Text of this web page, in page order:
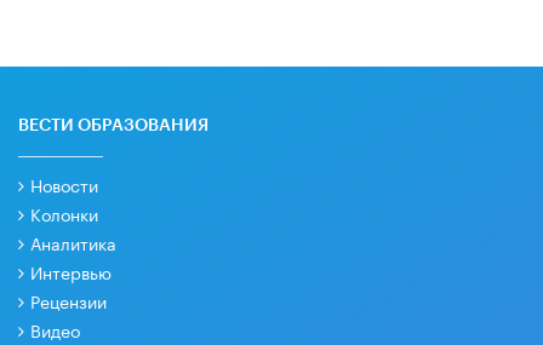
ВЕСТИ ОБРАЗОВАНИЯ
Новости
Колонки
Аналитика
Интервью
Рецензии
Видео